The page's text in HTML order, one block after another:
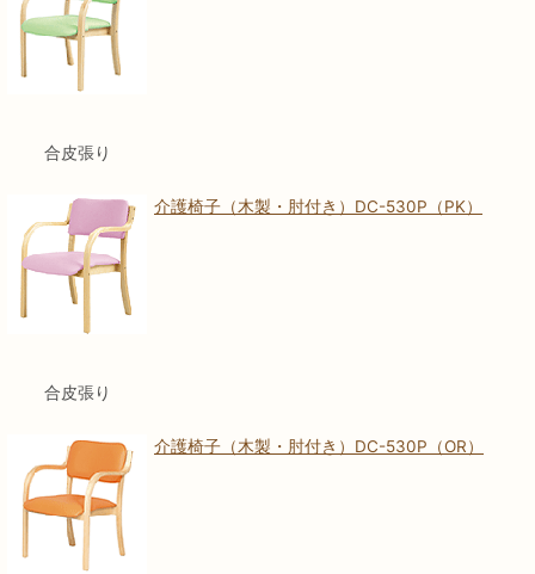
合皮張り
合皮張り
介護椅子（木製・肘付き）DC-530P（PK）
介護椅子（木製・肘付き）DC-530P（OR）